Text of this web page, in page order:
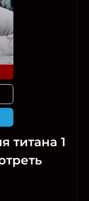
титана 1